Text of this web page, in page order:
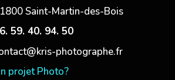
Saint-Martin-des-Bois
59. 40. 94. 50
photographe.fr
projet Photo?